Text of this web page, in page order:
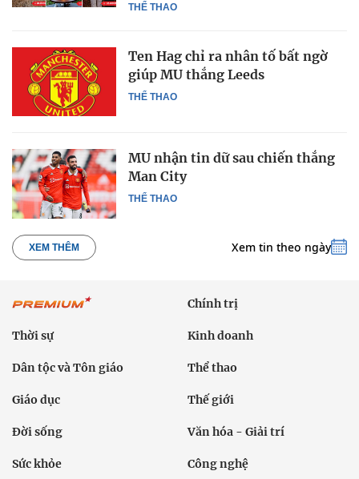
THỂ THAO
THỂ THAO
Ten Hag chỉ ra nhân tố bất ngờ
giúp MU thắng Leeds
THỂ THAO
MU nhận tin dữ sau chiến thắng
Man City
XEM THÊM Xem tin theo ngày
Chính trị
Thời sự Kinh doanh
Dân tộc và Tôn giáo Thể thao
Giáo dục Thế giới
Đời sống Văn hóa - Giải trí
Sức khỏe Công nghệ